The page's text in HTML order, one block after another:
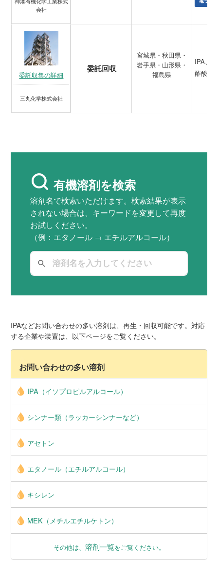
会社
委託収集の詳細
三丸化学株式会社
委託回収
宮城県・秋田県・
岩手県・山形県・
福島県
IPA、
酢酸ブ
有機溶剤を検索
溶剤名で検索いただけます。検索結果が表示
されない場合は、キーワードを変更して再度
お試しください。
（例：エタノール → エチルアルコール）
IPAなどお問い合わせの多い溶剤は、再生・回収可能です。対応
する企業や装置は、以下ページをご覧ください。
お問い合わせの多い溶剤
IPA（イソプロピルアルコール）
シンナー類（ラッカーシンナーなど）
アセトン
エタノール（エチルアルコール）
キシレン
MEK（メチルエチルケトン）
その他は、 溶剤一覧をご覧ください。